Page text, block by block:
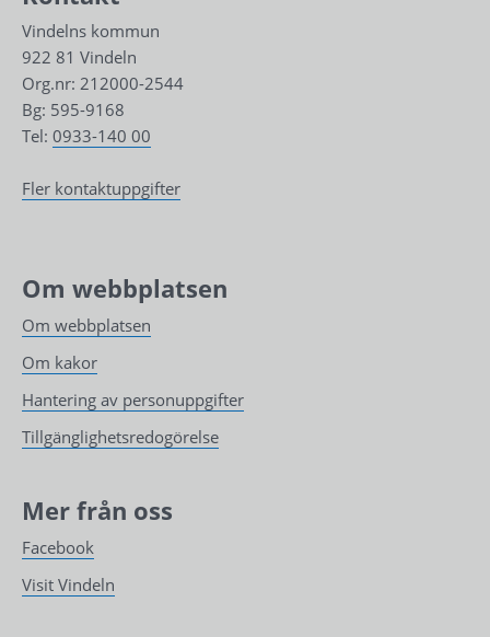
Vindelns kommun
922 81 Vindeln
Org.nr: 212000-2544
Bg: 595-9168
Tel: 0933-140 00
Fler kontaktuppgifter
Om webbplatsen
Om webbplatsen
Om kakor
Hantering av personuppgifter
Tillgänglighetsredogörelse
Mer från oss
Facebook
Visit Vindeln